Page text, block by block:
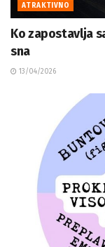
ATRAKTIVNO
Ko zapostavlja
sna
13/04/2026